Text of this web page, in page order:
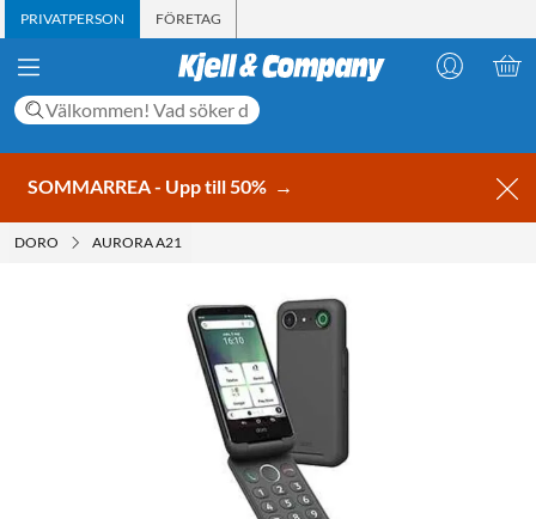
PRIVATPERSON FÖRETAG
SOMMARREA - Upp till 50% →
DORO AURORA A21